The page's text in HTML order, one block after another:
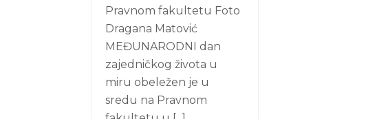
Pravnom fakultetu Foto
Dragana Matović
MEĐUNARODNI dan
zajedničkog života u
miru obeležen je u
sredu na Pravnom